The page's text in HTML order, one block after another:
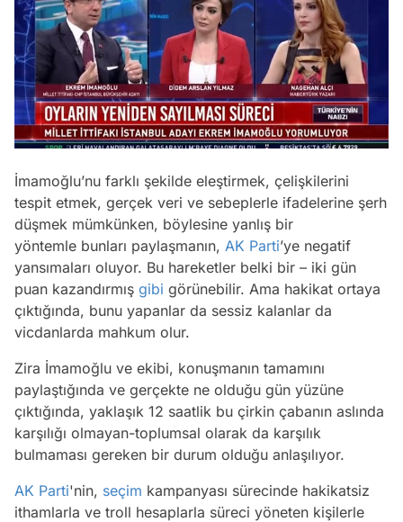
İmamoğlu’nu farklı şekilde eleştirmek, çelişkilerini
tespit etmek, gerçek veri ve sebeplerle ifadelerine şerh
düşmek mümkünken, böylesine yanlış bir
yöntemle bunları paylaşmanın, AK Parti’ye negatif
yansımaları oluyor. Bu hareketler belki bir – iki gün
puan kazandırmış gibi görünebilir. Ama hakikat ortaya
çıktığında, bunu yapanlar da sessiz kalanlar da
vicdanlarda mahkum olur.
Zira İmamoğlu ve ekibi, konuşmanın tamamını
paylaştığında ve gerçekte ne olduğu gün yüzüne
çıktığında, yaklaşık 12 saatlik bu çirkin çabanın aslında
karşılığı olmayan-toplumsal olarak da karşılık
bulmaması gereken bir durum olduğu anlaşılıyor.
AK Parti'nin, seçim kampanyası sürecinde hakikatsiz
ithamlarla ve troll hesaplarla süreci yöneten kişilerle